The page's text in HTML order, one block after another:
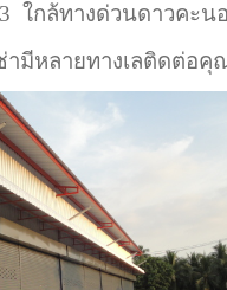
ใกล้ทางด่วนดาวคะน
ามีหลายทางเลติดต่อคุ